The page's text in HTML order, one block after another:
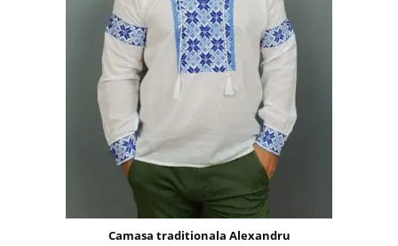
Camasa traditionala Alexandru